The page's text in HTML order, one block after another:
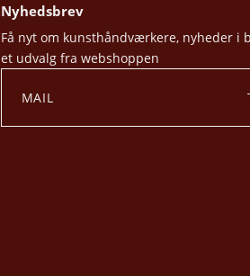
Nyhedsbrev
Få nyt om kunsthåndværkere, nyheder i
et udvalg fra webshoppen